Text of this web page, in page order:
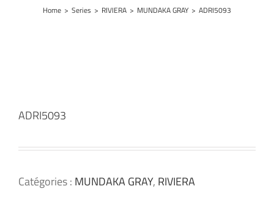
Home > Series > RIVIERA > MUNDAKA GRAY > ADRI5093
ADRI5093
Catégories : MUNDAKA GRAY, RIVIERA